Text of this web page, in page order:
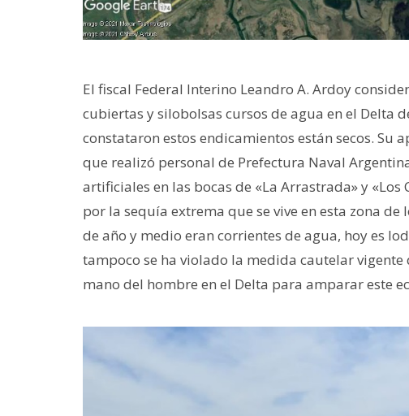
El fiscal Federal Interino Leandro A. Ardoy
cubiertas y silobolsas cursos de agua en el Delta
constataron estos endicamientos están secos. Su
que realizó personal de Prefectura Naval
artificiales en las bocas de «La Arrastrada» y «Los
por la sequía extrema que se vive en esta zona
de año y medio eran corrientes de agua, hoy es
tampoco se ha violado la medida cautelar
mano del hombre en el Delta para amparar este